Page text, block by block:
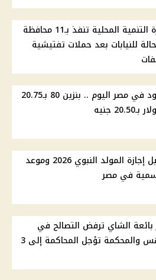
قرارات وزيرة التنمية المحلية تنفذ بـ11 محافظة
..إحالة 81 حالة للنيابات بعد حملات تفتيشية
أسعار الوقود في مصر اليوم .. بنزين 80 بـ20.75
جنيه
موقف ترحيل إجازة المولد النبوي 2026 وموعد
في مصر
الشاي ترفض التصالح في
قضية الدهس والمحكمة تؤجل المحاكمة إلى 3